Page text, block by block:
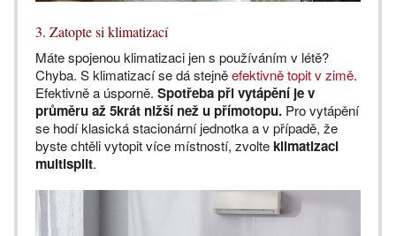
3. Zatopte si klimatizací
Máte spojenou klimatizaci jen s používáním v létě?
Chyba. S klimatizací se dá stejněefektivně topit v zimě.
Efektivně a úsporně. Spotřeba při vytápění je v
průměru až 5krát nižší než u přímotopu. Pro vytápění
se hodí klasická stacionární jednotka a v případě, že
byste chtěli vytopit více místností, zvolteklimatizaci
multisplit.